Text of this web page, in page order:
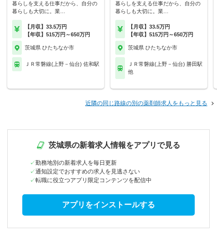
暮らしを支える仕事だから、自分の
暮らしも大切に。業…
【月収】33.5万円
【年収】515万円～650万円
茨城県 ひたちなか市
ＪＲ常磐線(上野－仙台) 佐和駅
暮らしを支える仕事だから、自分の
暮らしも大切に。業…
【月収】33.5万円
【年収】515万円～650万円
茨城県 ひたちなか市
ＪＲ常磐線(上野－仙台) 勝田駅
他
近隣の同じ路線の別の薬剤師求人をもっと見る
茨城県の新着求人情報をアプリで見る
勤務地別の新着求人を毎日更新
通知設定でおすすめの求人を見逃さない
転職に役立つアプリ限定コンテンツを配信中
アプリをインストールする